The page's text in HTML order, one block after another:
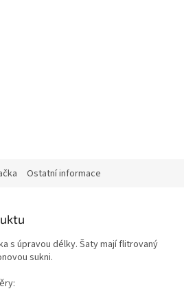
Ostatní informace
s úpravou délky. Šaty mají flitrovaný
sukni.